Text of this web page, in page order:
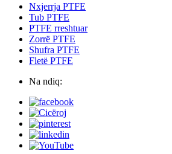
Nxjerrja PTFE
Tub PTFE
PTFE rreshtuar
Zorrë PTFE
Shufra PTFE
Fletë PTFE
Na ndiq: